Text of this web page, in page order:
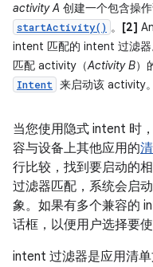
activity A 创建一个包含操
startActivity() 。 [2]
intent 匹配的 intent 过滤器
匹配 activity（Activity B）
Intent 来启动该 activity。
当您使用隐式 intent 时
容与设备上其他应用的
行比较，找到要启动的
过滤器匹配，系统会启
象。如果有多个兼容的
话框，以便用户选择要使
intent 过滤器是应用清